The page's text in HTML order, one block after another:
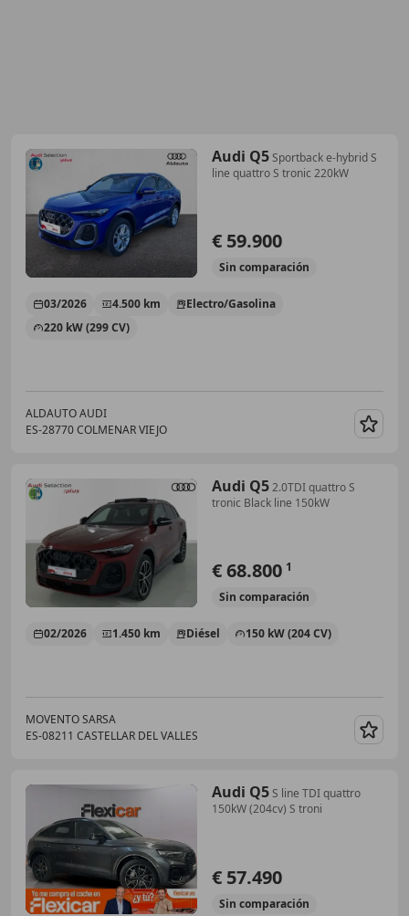
Audi Q5Sportback e-hybrid S
line quattro S tronic 220kW
€ 59.900
Sin comparación
03/2026 4.500 km
Electro/Gasolina
220 kW (299 CV)
ALDAUTO AUDI
ES-28770 COLMENAR VIEJO
Audi Q52.0TDI quattro S
tronic Black line 150kW
€ 68.800 1
Sin comparación
02/2026 1.450 km Diésel 150 kW (204 CV)
MOVENTO SARSA
ES-08211 CASTELLAR DEL VALLES
Audi Q5S line TDI quattro
150kW (204cv) S troni
€ 57.490
Sin comparación